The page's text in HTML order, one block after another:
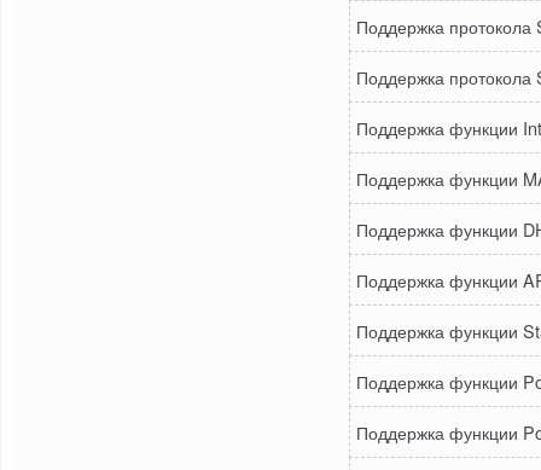
Поддержка протокола
Поддержка протокола
Поддержка функции
Поддержка функции
Поддержка функции
Поддержка функции
Поддержка функции
Поддержка функции
Поддержка функции